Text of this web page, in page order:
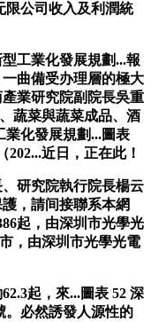
限公司收入及利潤統
工業化發展規劃...報
曲備受办理層的極大
業研究院副院長吳重
蔬菜與蔬菜成品、酒
業化發展規劃...圖表
近日，正在此！
研究院執行院長楊云
，請间接聯系本網
起，由深圳市光學光
，由深圳市光學光電
起，來...圖表 52 深
。必然誘發人源性的